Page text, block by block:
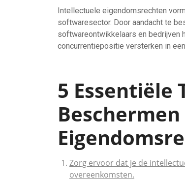
Intellectuele eigendomsrechten
softwaresector. Door aandacht te
softwareontwikkelaars en bedrijven
concurrentiepositie versterken in
5 Essentiële
Zorg ervoor dat je de
overeenkomsten.